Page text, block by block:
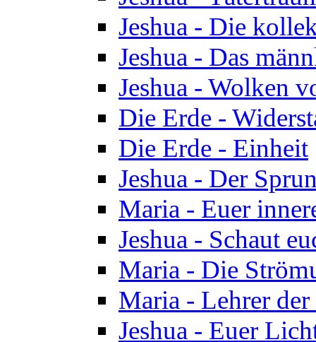
Jeshua - Die
Jeshua - Das
Jeshua - Wolken
Die Erde -
Die Erde - Einheit
Jeshua - Der
Maria - Euer
Jeshua - Schaut
Maria - Die
Maria - Lehrer
Jeshua - Euer